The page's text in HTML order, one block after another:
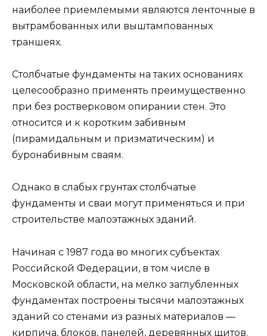
наиболее приемлемыми являются ленточные в
вытрамбованных или выштампованных
траншеях.
Столбчатые фундаменты на таких основаниях
целесообразно применять преимущественно
при без ростверковом опирании стен. Это
относится и к коротким забивным
(пирамидальным и призматическим) и
буронабивным сваям.
Однако в слабых грунтах столбчатые
фундаменты и сваи могут применяться и при
строительстве малоэтажных зданий.
Начиная с 1987 года во многих субъектах
Российской Федерации, в том числе в
Московской области, на мелко заглубленных
фундаментах построены тысячи малоэтажных
зданий со стенами из разных материалов —
кирпича, блоков, панелей, деревянных щитов.